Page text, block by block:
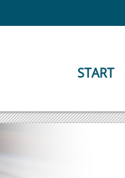
START